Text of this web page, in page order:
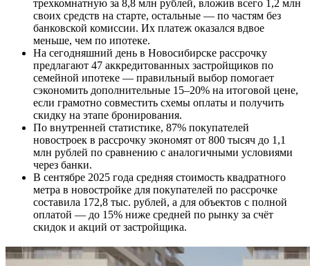
трехкомнатную за 8,8 млн рублей, вложив всего 1,2 млн
своих средств на старте, остальные — по частям без
банковской комиссии. Их платеж оказался вдвое
меньше, чем по ипотеке.
На сегодняшний день в Новосибирске рассрочку
предлагают 47 аккредитованных застройщиков по
семейной ипотеке — правильный выбор помогает
сэкономить дополнительные 15–20% на итоговой цене,
если грамотно совместить схемы оплаты и получить
скидку на этапе бронирования.
По внутренней статистике, 87% покупателей
новостроек в рассрочку экономят от 800 тысяч до 1,1
млн рублей по сравнению с аналогичными условиями
через банки.
В сентябре 2025 года средняя стоимость квадратного
метра в новостройке для покупателей по рассрочке
составила 172,8 тыс. рублей, а для объектов с полной
оплатой — до 15% ниже средней по рынку за счёт
скидок и акций от застройщика.